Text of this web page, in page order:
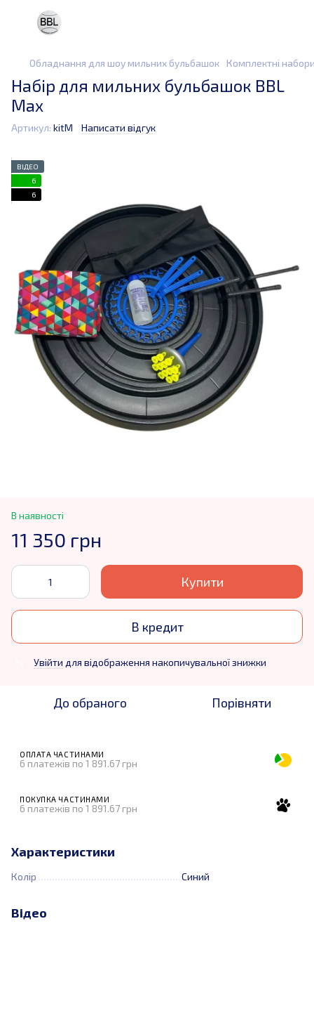
Обладнання для шоу мильних бульбашок Комплектні
Набір для мильних бульбашок BBL
Max
Артикул: kitM Написати відгук
ВІДЕО
6
6
В наявності
11 350 грн
Купити
В кредит
Увійти для відображення накопичувальної знижки
До обраного Порівняти
ОПЛАТА ЧАСТИНАМИ
6 платежів по 1 891.67 грн
ПОКУПКА ЧАСТИНАМИ
6 платежів по 1 891.67 грн
Характеристики
Колір Синий
Відео